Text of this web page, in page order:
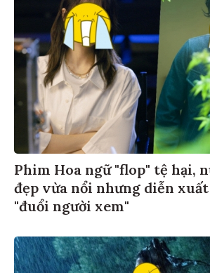
Phim Hoa ngữ "flop" tệ hại,
đẹp vừa nổi nhưng diễn
"đuổi người xem"